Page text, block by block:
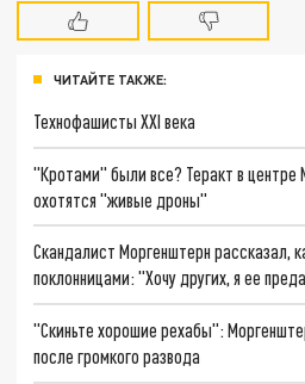
ЧИТАЙТЕ ТАКЖЕ:
Технофашисты XXI века
"Кротами" были все? Теракт в центре
охотятся "живые дроны"
Скандалист Моргенштерн рассказал,
поклонницами: "Хочу других, я ее
"Скиньте хорошие рехабы":
после громкого развода